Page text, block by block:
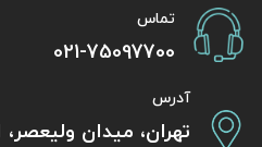
تماس
021-75097700
آدرس
تهران، میدان ولیعصر،